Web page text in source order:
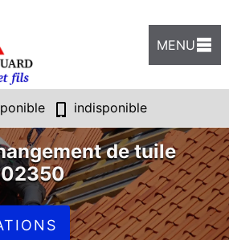
MENU
indisponible
de tuile